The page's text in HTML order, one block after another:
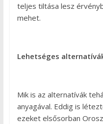
teljes tiltása lesz
mehet.
Lehetséges
Mik is az alternatívák
anyagával. Eddig is
ezeket elsősorban